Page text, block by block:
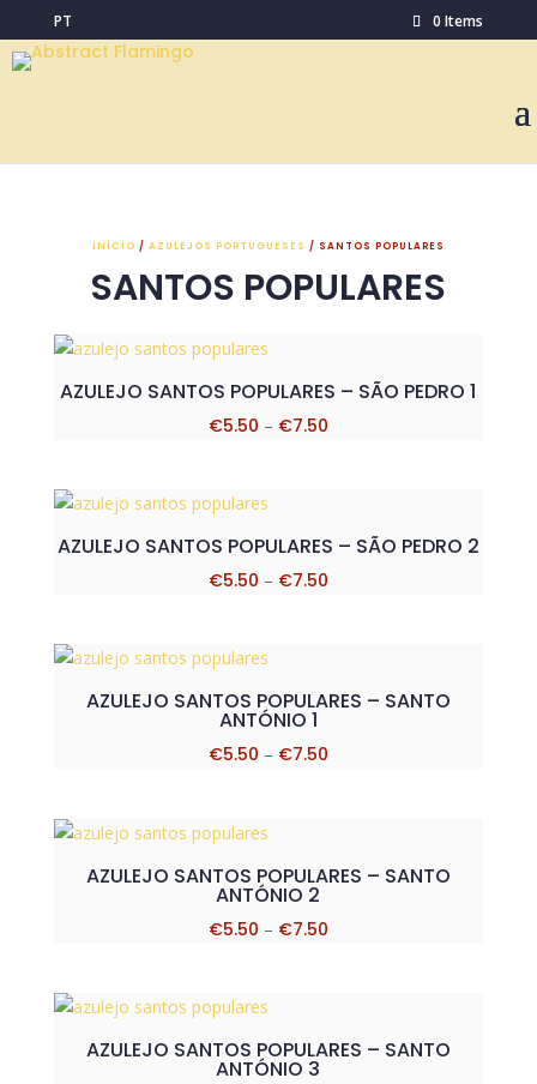
PT 0 Items
INÍCIO / AZULEJOS PORTUGUESES / SANTOS POPULARES
SANTOS POPULARES
AZULEJO SANTOS POPULARES – SÃO PEDRO 1
€5.50 – €7.50Price
€7.50
AZULEJO SANTOS POPULARES – SÃO PEDRO 2
€5.50 – €7.50Price
€7.50
AZULEJO SANTOS POPULARES – SANTO
ANTÓNIO 1
€5.50 – €7.50Price
AZULEJO SANTOS POPULARES – SANTO
ANTÓNIO 2
€5.50 – €7.50Price
AZULEJO SANTOS POPULARES – SANTO
ANTÓNIO 3